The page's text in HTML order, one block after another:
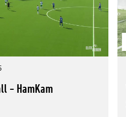
- HamKam